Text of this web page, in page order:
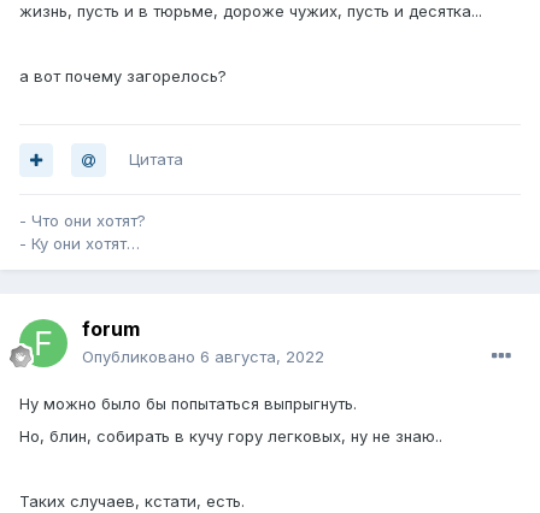
жизнь, пусть и в тюрьме, дороже чужих, пусть и десятка...
а вот почему загорелось?
Цитата
- Что они хотят?
- Ку они хотят…
forum
Опубликовано 6 августа, 2022
Ну можно было бы попытаться выпрыгнуть.
Но, блин, собирать в кучу гору легковых, ну не знаю..
Таких случаев, кстати, есть.